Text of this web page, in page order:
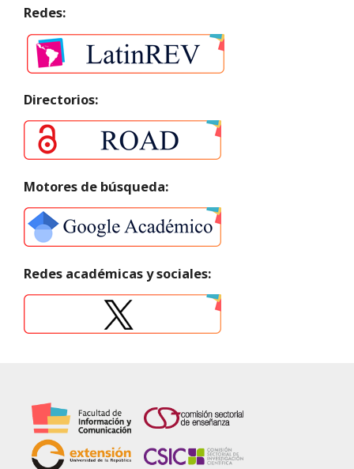
Redes:
Directorios:
Motores de búsqueda:
Redes académicas y sociales: